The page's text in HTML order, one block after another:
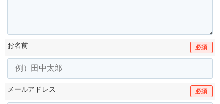
お名前 必須
メールアドレス 必須